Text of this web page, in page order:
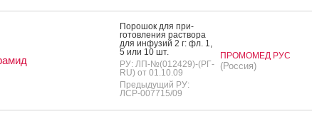
По­рошок для при­
готов­ле­ния рас­тво­ра
для ин­фу­зий 2 г: фл. 1,
5 или 10 шт.
РУ: ЛП-№(012429)-(РГ-
RU) от 01.10.09
Предыдущий РУ:
ЛСР-007715/09
ПРОМОМЕД РУС
(Россия)